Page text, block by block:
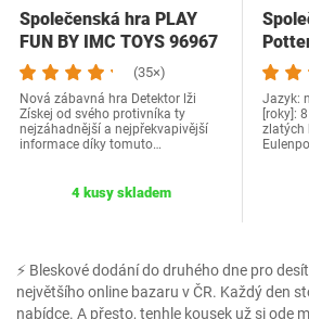
⚡ Bleskové dodání do druhého dne pro
největšího online bazaru v ČR. Každý den
nabídce. A přesto, tenhle kousek už si ode
Společenská hra PLAY
FUN BY IMC TOYS 96967
(35×)
Nová zábavná hra Detektor lži
Získej od svého protivníka ty
nejzáhadnější a nejpřekvapivější
informace díky tomuto…
4 kusy skladem
Jazyk:
[roky]:
zlatých